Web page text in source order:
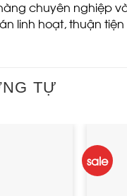
chuyên nghiệp
linh hoạt, thuận
TỰ
sale